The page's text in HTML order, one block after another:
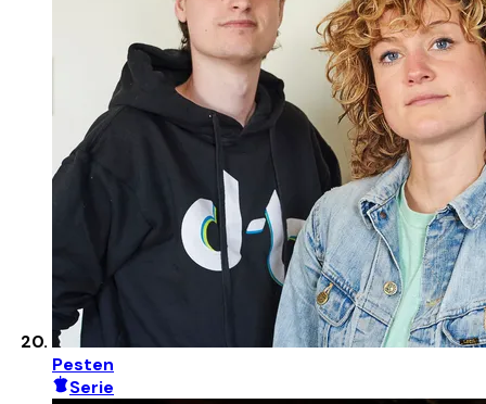
Pesten
Serie